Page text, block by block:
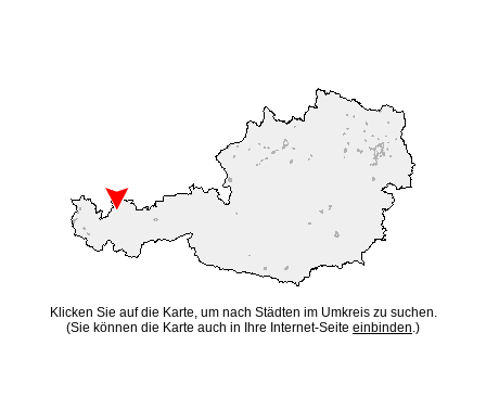
Klicken Sie auf die Karte, um nach Städten im Umkreis zu suchen.
(Sie können die Karte auch in Ihre Internet-Seite einbinden.)